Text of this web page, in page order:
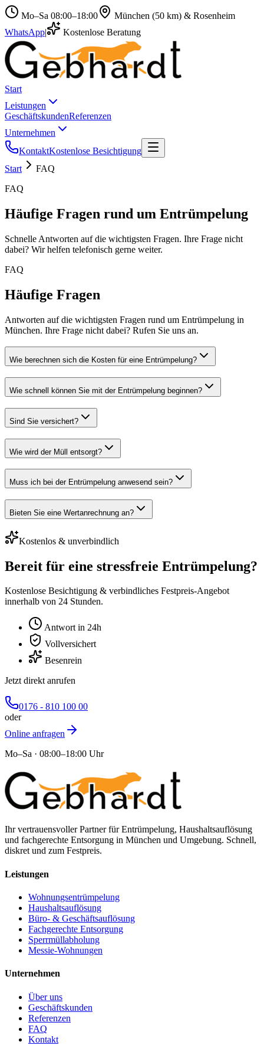
Mo–Sa 08:00–18:00
München (50 km) & Rosenheim
WhatsApp| Kostenlose Beratung
Start
Leistungen
GeschäftskundenReferenzen
Unternehmen
KontaktKostenlose Besichtigung
Start
FAQ
FAQ
Häufige Fragen rund um Entrümpelung
Schnelle Antworten auf die wichtigsten Fragen. Ihre Frage nicht
dabei? Wir helfen telefonisch gerne weiter.
FAQ
Häufige Fragen
Antworten auf die wichtigsten Fragen rund um Entrümpelung in
München. Ihre Frage nicht dabei? Rufen Sie uns an.
Wie berechnen sich die Kosten für eine Entrümpelung?
Wie schnell können Sie mit der Entrümpelung beginnen?
Sind Sie versichert?
Wie wird der Müll entsorgt?
Muss ich bei der Entrümpelung anwesend sein?
Bieten Sie eine Wertanrechnung an?
Kostenlos & unverbindlich
Bereit für eine stressfreie Entrümpelung?
Kostenlose Besichtigung & verbindliches Festpreis-Angebot
innerhalb von 24 Stunden.
Antwort in 24h
Vollversichert
Besenrein
Jetzt direkt anrufen
0176 - 810 100 00
oder
Online anfragen
Mo–Sa · 08:00–18:00 Uhr
Ihr vertrauensvoller Partner für Entrümpelung, Haushaltsauflösung
und fachgerechte Entsorgung in München und Umgebung. Schnell,
diskret und zum Festpreis.
Leistungen
Wohnungsentrümpelung
Haushaltsauflösung
Büro- & Geschäftsauflösung
Fachgerechte Entsorgung
Sperrmüllabholung
Messie-Wohnungen
Unternehmen
Über uns
Geschäftskunden
Referenzen
FAQ
Kontakt